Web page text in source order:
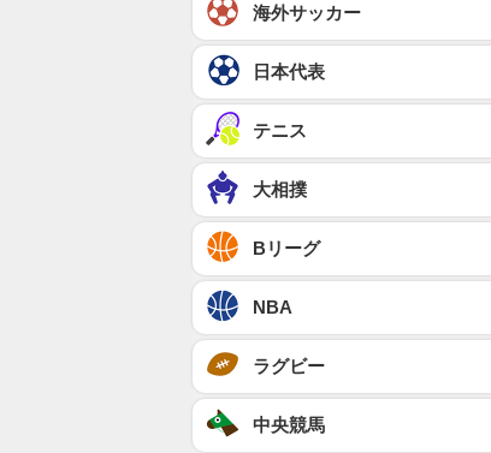
海外サッカー
日本代表
テニス
大相撲
Bリーグ
NBA
ラグビー
中央競馬